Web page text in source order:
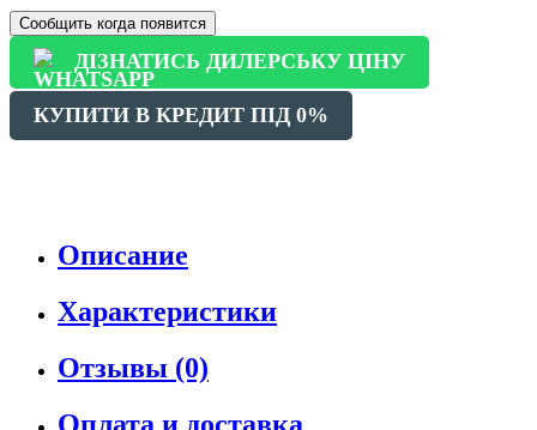
Сообщить когда появится
ДІЗНАТИСЬ ДИЛЕРСЬКУ ЦІНУ
КУПИТИ В КРЕДИТ ПІД 0%
Описание
Характеристики
Отзывы (0)
Оплата и доставка